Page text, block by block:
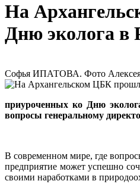
На
Дню эколога в
Софья ИПАТОВА. Фото Алексея
приуроченных ко Дню
вопросы генеральному
В современном мире, где
предприятие может успешно
своими наработками в